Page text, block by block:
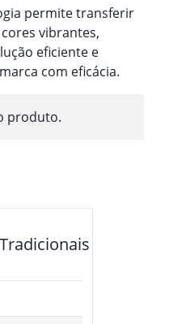
permite transferir
vibrantes,
eficiente e
com eficácia.
produto.